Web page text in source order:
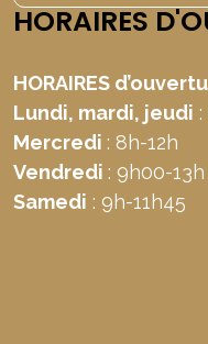
HORAIRES
HORAIRES
Lundi, mardi, jeudi
Mercredi : 8h-12h
Vendredi : 9h00-13h
Samedi : 9h-11h45